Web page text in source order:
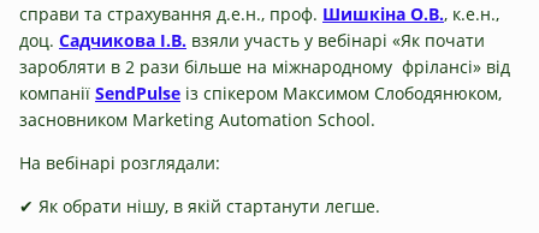
справи та страхування д.е.н., проф. Шишкіна О.В., к.е.н.,
доц. Садчикова І.В. взяли участь у вебінарі «Як почати
заробляти в 2 рази більше на міжнародному фрілансі» від
компанії SendPulse із спікером Максимом Слободянюком,
засновником Marketing Automation School.
На вебінарі розглядали:
✔ Як обрати нішу, в якій стартанути легше.